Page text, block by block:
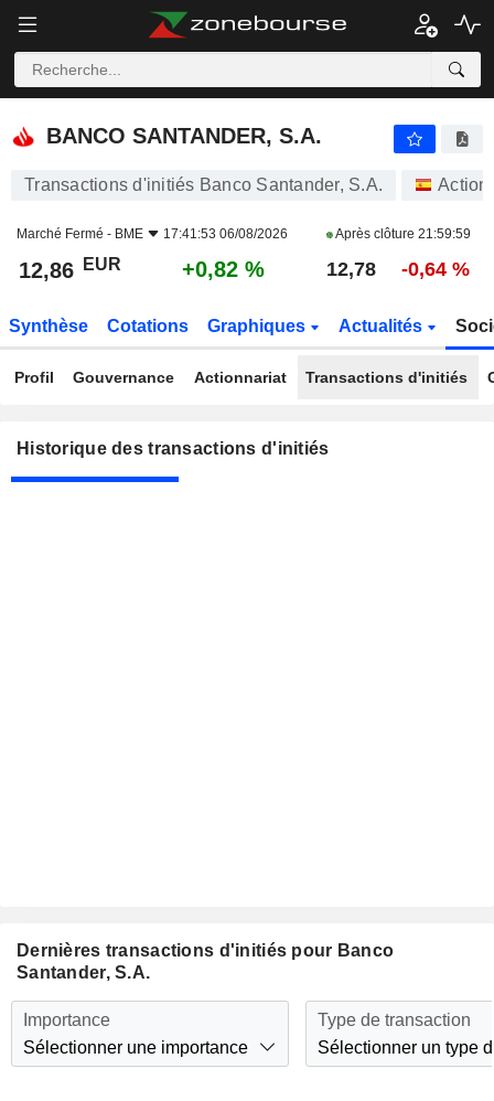
BANCO SANTANDER, S.A.
BANCO SANTANDER, S.A.
Transactions d'initiés Banco Santander, S.A.
Marché Fermé - BME 17:41:53 06/08/2026 Après clôture 21:59:59
12,86 EUR +0,82 % 12,78 -0,64 %
Synthèse Cotations Graphiques Actualités
Profil Gouvernance Actionnariat Transactions d'initiés
Historique des transactions d'initiés
Dernières transactions d'initiés pour Banco
Santander, S.A.
Importance
Sélectionner une importance
Type de transaction
Sélectionner un type